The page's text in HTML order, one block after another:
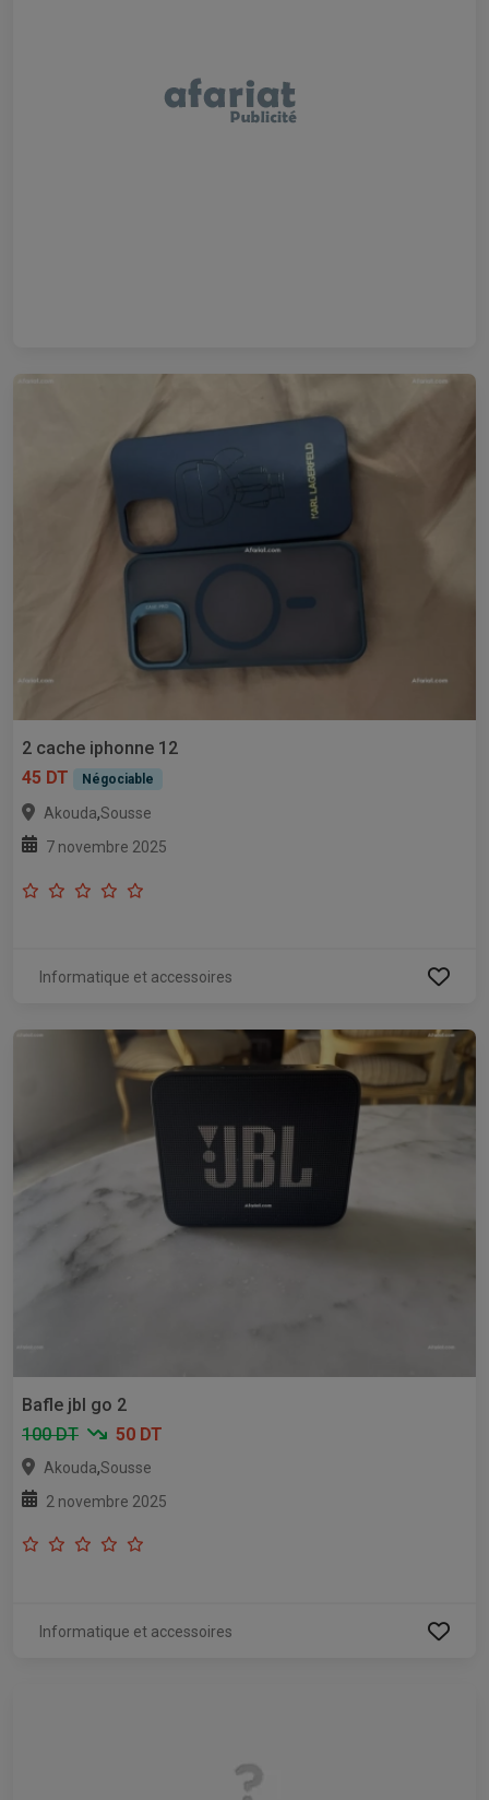
2 cache iphonne 12
45 DT
Négociable
Akouda,Sousse
7 novembre 2025
Informatique et accessoires
Bafle jbl go 2
100 DT
50 DT
Akouda,Sousse
2 novembre 2025
Informatique et accessoires